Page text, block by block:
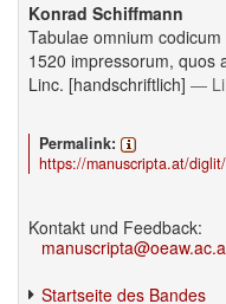
Konrad Schiffmann
Tabulae omnium
1520 impressorum, quos
Linc. [handschriftlich] —
Permalink:
https://manuscripta.at/
Kontakt und Feedback:
Startseite des Bandes